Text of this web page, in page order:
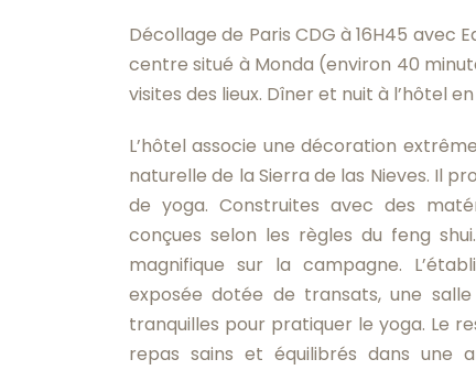
Décollage de Paris CDG à 16H45 avec
centre situé à Monda (environ 40
visites des lieux. Dîner et nuit à l’hôtel
L’hôtel associe une décoration
naturelle de la Sierra de las Nieves. Il
de yoga. Construites avec des
conçues selon les règles du feng
magnifique sur la campagne.
exposée dotée de transats, une
tranquilles pour pratiquer le yoga. Le
repas sains et équilibrés dans une